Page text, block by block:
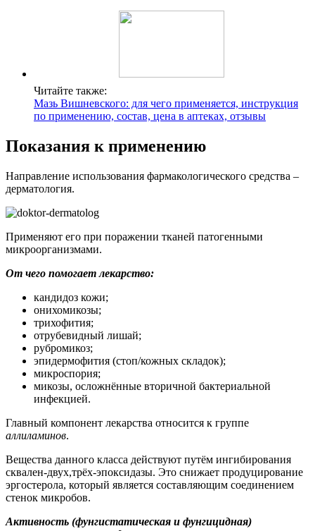
Читайте также:
Мазь Вишневского: для чего применяется, инструкция
по применению, состав, цена в аптеках, отзывы
Показания к применению
Направление использования фармакологического средства –
дерматология.
Применяют его при поражении тканей патогенными
микроорганизмами.
От чего помогает лекарство:
кандидоз кожи;
онихомикозы;
трихофития;
отрубевидный лишай;
рубромикоз;
эпидермофития (стоп/кожных складок);
микроспория;
микозы, осложнённые вторичной бактериальной
инфекцией.
Главный компонент лекарства относится к группе
аллиламинов.
Вещества данного класса действуют путём ингибирования
сквален-двух,трёх-эпоксидазы. Это снижает продуцирование
эргостерола, который является составляющим соединением
стенок микробов.
Активность (фунгистатическая и фунгицидная)